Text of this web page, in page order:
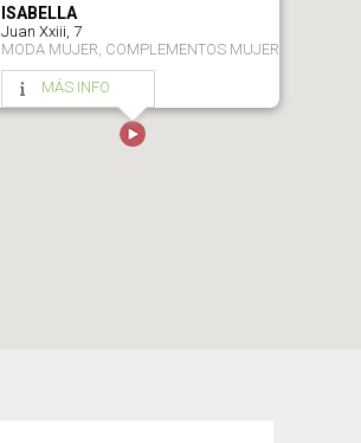
ISABELLA
Juan Xxiii, 7
MODA MUJER, COMPLEMENTOS MUJER
MÁS INFO